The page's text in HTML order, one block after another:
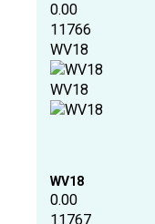
0.00
11766
WV18
WV18
WV18
0.00
11767